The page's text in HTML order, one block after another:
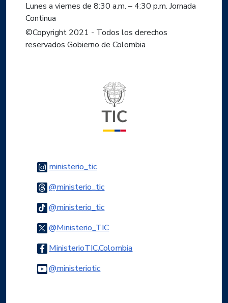
Lunes a viernes de 8:30 a.m. – 4:30 p.m. Jornada
Continua
©Copyright 2021 - Todos los derechos
reservados Gobierno de Colombia
ministerio_ticLogo Instagram
@ministerio_ticLogo Threads
@ministerio_ticLogo Tiktok
@Ministerio_TICLogo Twitter
MinisterioTIC.ColombiaLogo Facebook
@ministerioticLogo Youtube